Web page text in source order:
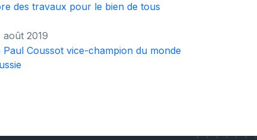
des travaux pour le bien de tous
août 2019
Paul Coussot vice-champion du monde